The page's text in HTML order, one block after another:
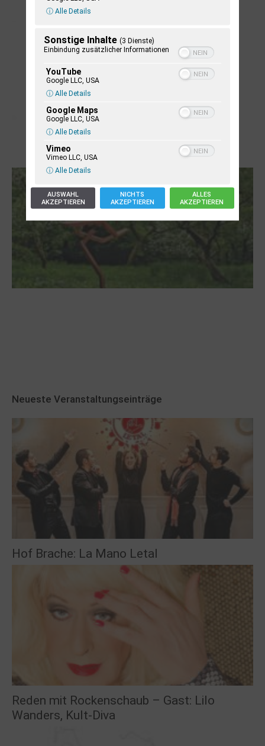
NUKLEUS Kiel
Letj fröögels
Neueste Veranstaltungseinträge
Hof Brache: La Mano Letal
Reden mit Rockenschaub – Gast: Lilo
Wanders, Kult-Diva
ⓘ Alle Details
Sonstige Inhalte (3 Dienste)
Einbindung zusätzlicher Informationen
YouTube
Google LLC, USA
ⓘ Alle Details
Google Maps
Google LLC, USA
ⓘ Alle Details
Vimeo
Vimeo LLC, USA
ⓘ Alle Details
AUSWAHL
AKZEPTIEREN
NICHTS
AKZEPTIEREN
ALLES
AKZEPTIEREN